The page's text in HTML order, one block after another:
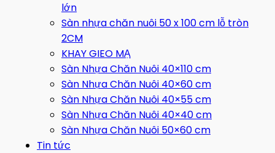
lớn
Sàn nhựa chăn nuôi 50 x 100 cm lỗ tròn
2CM
KHAY GIEO MẠ
Sàn Nhựa Chăn Nuôi 40×110 cm
Sàn Nhựa Chăn Nuôi 40×60 cm
Sàn Nhựa Chăn Nuôi 40×55 cm
Sàn Nhựa Chăn Nuôi 40×40 cm
Sàn Nhựa Chăn Nuôi 50×60 cm
Tin tức